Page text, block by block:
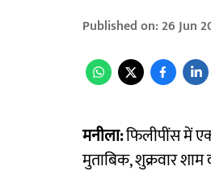
Published on:26 Jun
मनीला:फिलीपींस में
मुताबिक, शुक्रवार शाम